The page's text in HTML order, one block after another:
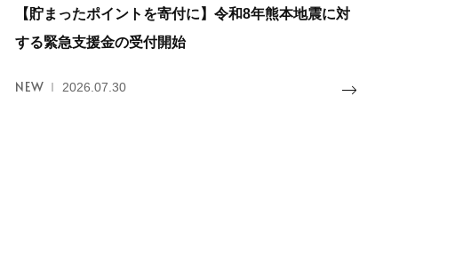
【貯まったポイントを寄付に】令和8年熊本地震に対
する緊急支援金の受付開始
NEW 2026.07.30